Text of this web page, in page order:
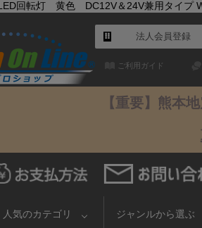
回転灯 黄色 DC12V＆24V兼用タイプ
法人会員登録
ご利用ガイド
【重要】熊本
人気のカテゴリ ジャンルから選ぶ